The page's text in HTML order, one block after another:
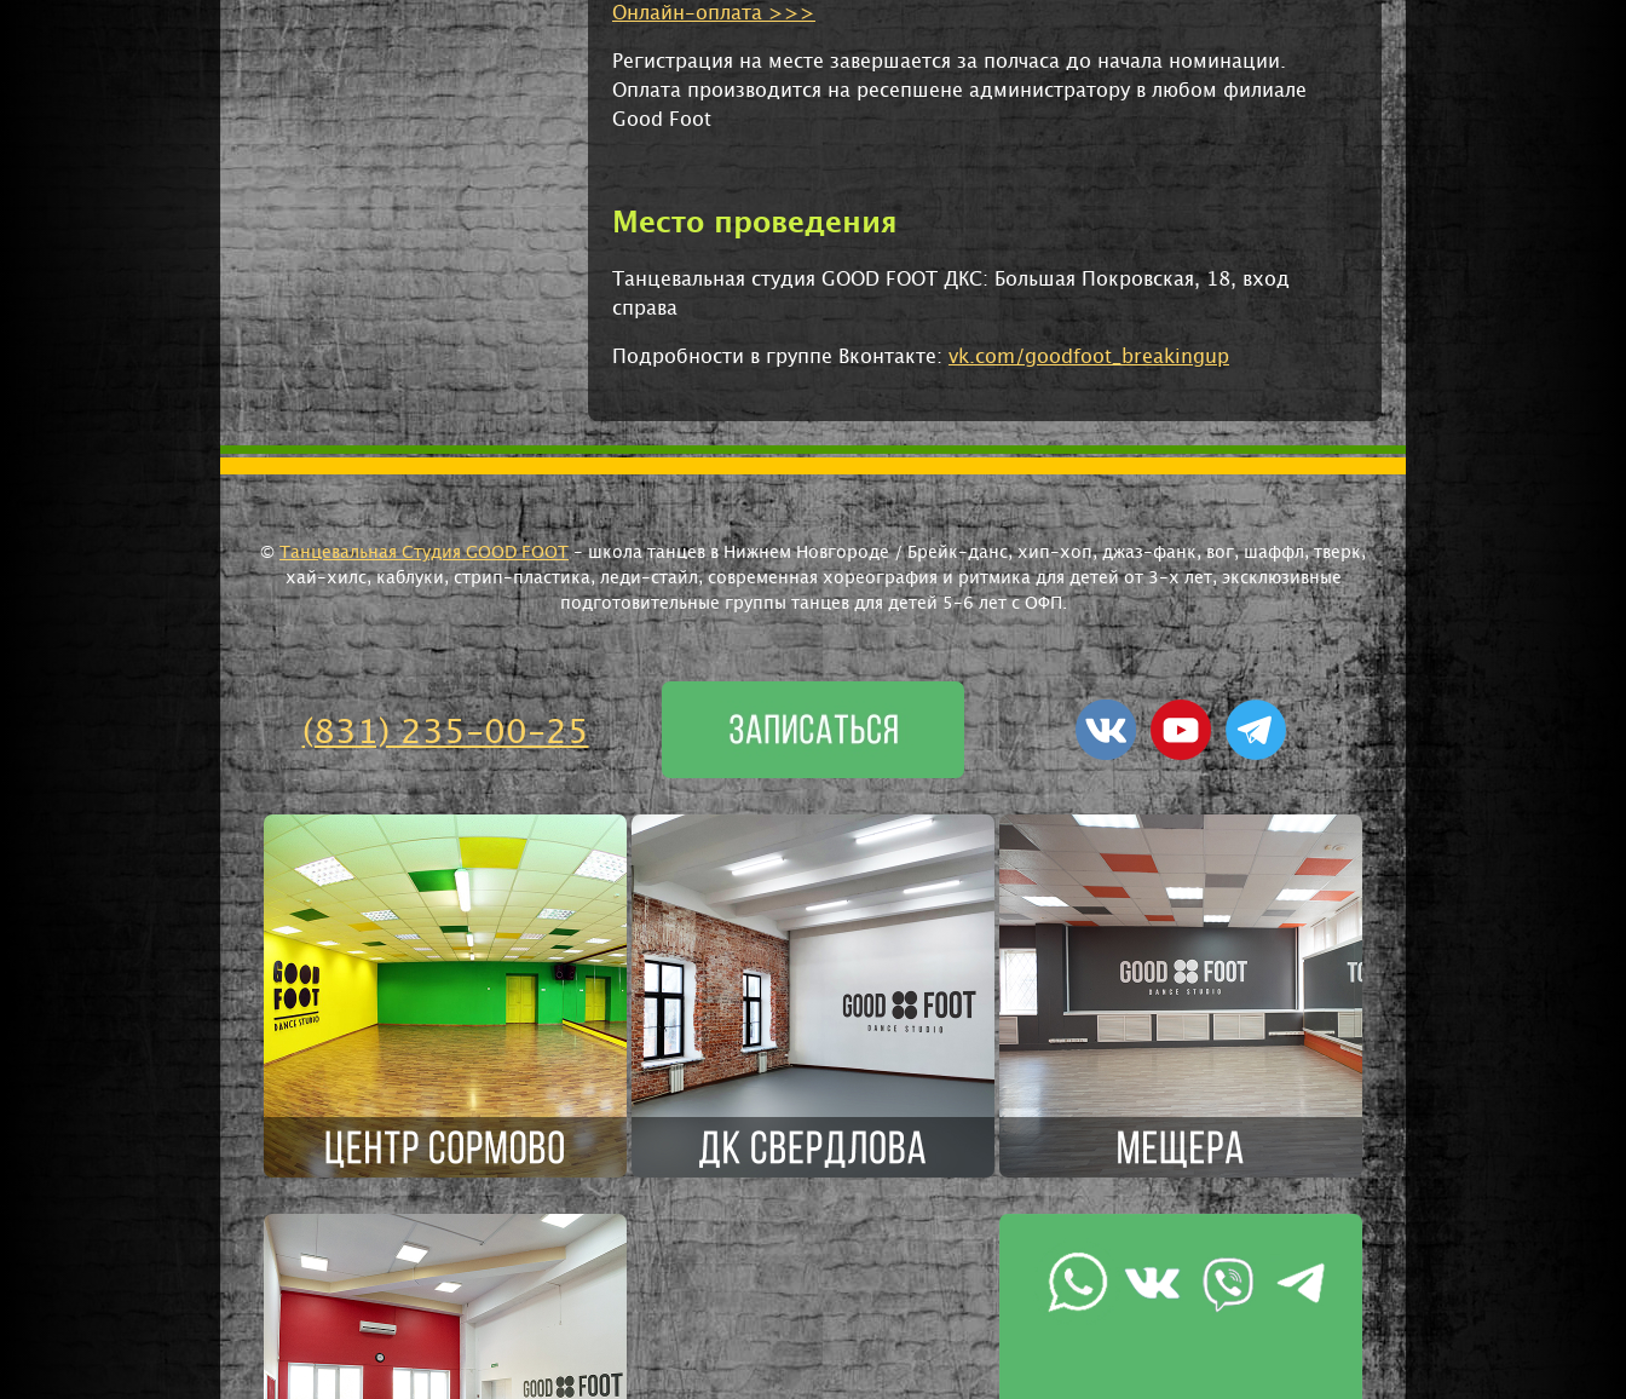
Онлайн-оплата >>>
Регистрация на месте завершается за полчаса до начала номинации.
Оплата производится на ресепшене администратору в любом филиале
Good Foot
Место проведения
Танцевальная студия GOOD FOOT ДКС: Большая Покровская, 18, вход
справа
Подробности в группе Вконтакте: vk.com/goodfoot_breakingup
© Танцевальная Студия GOOD FOOT- школа танцев в Нижнем Новгороде / Брейк-данс, хип-хоп, джаз-фанк, вог, шаффл, тверк,
хай-хилс, каблуки, стрип-пластика, леди-стайл, современная хореография и ритмика для детей от 3-х лет, эксклюзивные
подготовительные группы танцев для детей 5-6 лет с ОФП.
(831) 235-00-25